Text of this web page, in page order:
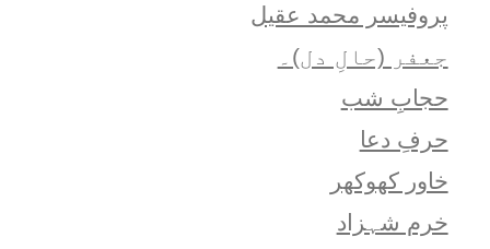
پروفیسر محمد عقیل
جعفر (حالِ دل)۔
حجابِ شب
حرفِ دعا
خاور کھوکھر
خرم شہزاد